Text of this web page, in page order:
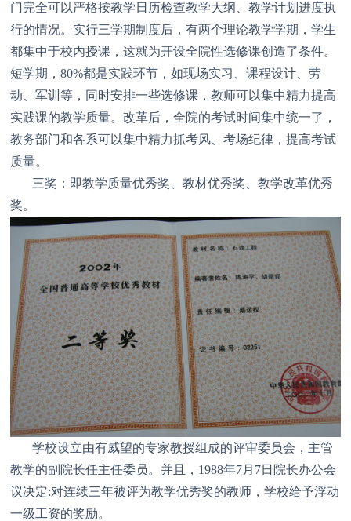
门完全可以严格按教学日历检查教学大纲、教学计划进度执
行的情况。实行三学期制度后，有两个理论教学学期，学生
都集中于校内授课，这就为开设全院性选修课创造了条件。
短学期，80%都是实践环节，如现场实习、课程设计、劳
动、军训等，同时安排一些选修课，教师可以集中精力提高
实践课的教学质量。改革后，全院的考试时间集中统一了，
教务部门和各系可以集中精力抓考风、考场纪律，提高考试
质量。
三奖：即教学质量优秀奖、教材优秀奖、教学改革优秀
奖。
学校设立由有威望的专家教授组成的评审委员会，主管
教学的副院长任主任委员。并且，1988年7月7日院长办公会
议决定:对连续三年被评为教学优秀奖的教师，学校给予浮动
一级工资的奖励。